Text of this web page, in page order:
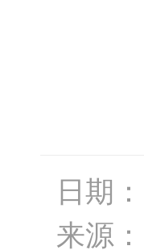
日期：
来源：